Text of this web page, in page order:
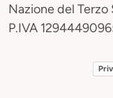
Nazione del
P.IVA